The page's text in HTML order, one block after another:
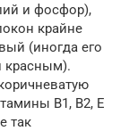
и фосфор),
крайне
(иногда его
В1, В2, Е
так